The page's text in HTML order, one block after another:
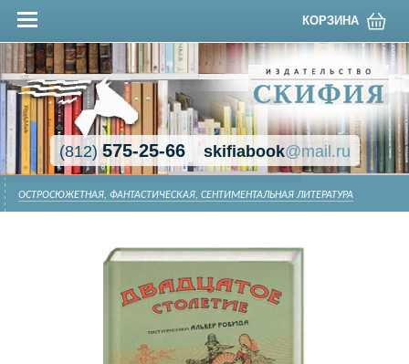
КОРЗИНА
(812)575-25-66 skifiabook@mail.ru
ОСТРОСЮЖЕТНАЯ, ФАНТАСТИЧЕСКАЯ, СЕНТИМЕНТАЛЬНАЯ ЛИТЕРАТУРА